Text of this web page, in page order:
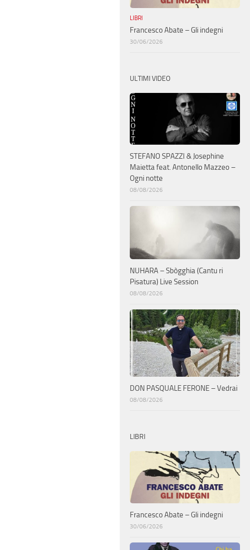
LIBRI
Francesco Abate – Gli indegni
30/06/2026
ULTIMI VIDEO
STEFANO SPAZZI & Josephine
Maietta feat. Antonello Mazzeo –
Ogni notte
08/08/2026
NUHARA – Sbògghia (Cantu ri
Pisatura) Live Session
08/08/2026
DON PASQUALE FERONE – Vedrai
08/08/2026
LIBRI
Francesco Abate – Gli indegni
30/06/2026